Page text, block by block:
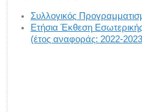
Συλλογικός
Ετήσια Έκθεση
(έτος αναφοράς: 2022-